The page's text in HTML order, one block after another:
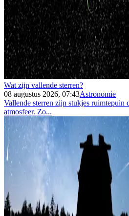
Wat zijn vallende sterren?
08 augustus 2026, 07:43Astronomie
Vallende sterren zijn stukjes ruimtepuin
atmosfeer. Zo...